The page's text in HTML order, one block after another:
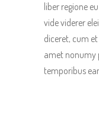
liber regione
vide viderer
diceret, cum
amet nonumy
temporibus